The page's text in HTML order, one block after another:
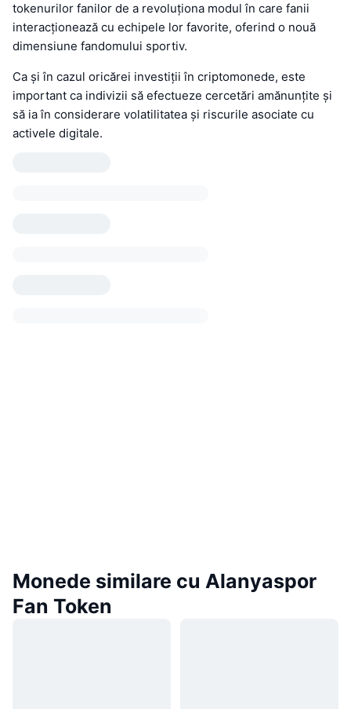
tokenurilor fanilor de a revoluționa modul în care fanii
interacționează cu echipele lor favorite, oferind o nouă
dimensiune fandomului sportiv.
Ca și în cazul oricărei investiții în criptomonede, este
important ca indivizii să efectueze cercetări amănunțite și
să ia în considerare volatilitatea și riscurile asociate cu
activele digitale.
Monede similare cu Alanyaspor
Fan Token